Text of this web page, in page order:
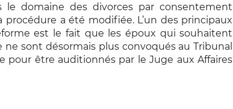
le domaine des divorces par consentement
procédure a été modifiée. L’un des principaux
est le fait que les époux qui souhaitent
ne sont désormais plus convoqués au Tribunal
pour être auditionnés par le Juge aux Affaires